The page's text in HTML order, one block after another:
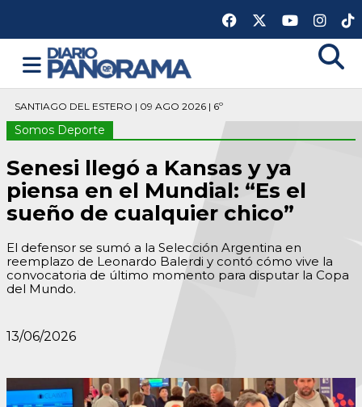
SANTIAGO DEL ESTERO | 09 AGO 2026 | 6º
Somos Deporte
Senesi llegó a Kansas y ya
piensa en el Mundial: “Es el
sueño de cualquier chico”
El defensor se sumó a la Selección Argentina en
reemplazo de Leonardo Balerdi y contó cómo vive la
convocatoria de último momento para disputar la Copa
del Mundo.
13/06/2026